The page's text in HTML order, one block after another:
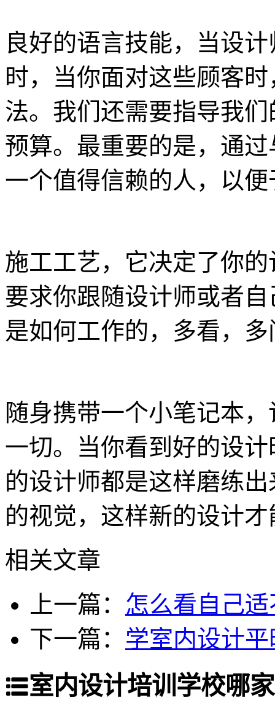
良好的语言技能，当设
时，当你面对这些顾客
法。我们还需要指导我
预算。最重要的是，通
一个值得信赖的人，以
施工工艺，它决定了你
要求你跟随设计师或者
是如何工作的，多看，多
随身携带一个小笔记本
一切。当你看到好的设
的设计师都是这样磨练
的视觉，这样新的设计
相关文章
上一篇： 怎么看自己
下一篇： 学室内设计
室内设计培训学校哪